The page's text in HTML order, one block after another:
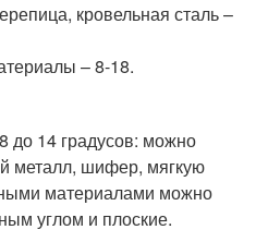
кровельная сталь –
– 8-18.
до 14 градусов: можно
металл, шифер, мягкую
материалами можно
углом и плоские.